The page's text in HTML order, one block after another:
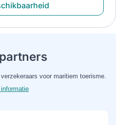
voor maritiem toerisme.
informatie